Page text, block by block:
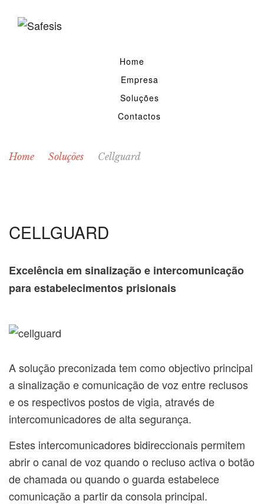
Home
Empresa
Soluções
Contactos
Home Soluções Cellguard
CELLGUARD
Excelência em sinalização e intercomunicação
para estabelecimentos prisionais
A solução preconizada tem como objectivo principal
a sinalização e comunicação de voz entre reclusos
e os respectivos postos de vigia, através de
intercomunicadores de alta segurança.
Estes intercomunicadores bidireccionais permitem
abrir o canal de voz quando o recluso activa o botão
de chamada ou quando o guarda estabelece
comunicação a partir da consola principal.